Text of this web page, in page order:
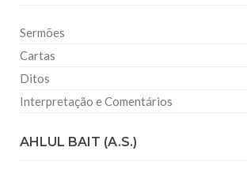
Sermões
Cartas
Ditos
Interpretação e Comentários
AHLUL BAIT (A.S.)